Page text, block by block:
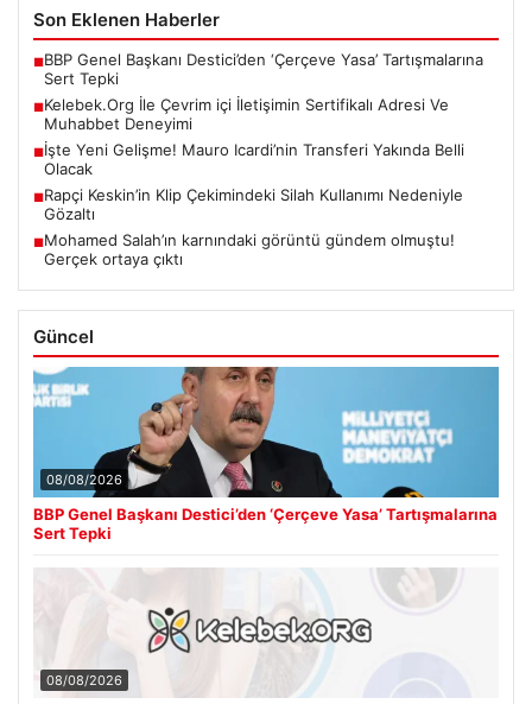
Son Eklenen Haberler
■BBP Genel Başkanı Destici’den ‘Çerçeve Yasa’ Tartışmalarına
Sert Tepki
■Kelebek.Org İle Çevrim içi İletişimin Sertifikalı Adresi Ve
Muhabbet Deneyimi
■İşte Yeni Gelişme! Mauro Icardi’nin Transferi Yakında Belli
Olacak
■Rapçi Keskin’in Klip Çekimindeki Silah Kullanımı Nedeniyle
Gözaltı
■Mohamed Salah’ın karnındaki görüntü gündem olmuştu!
Gerçek ortaya çıktı
Güncel
08/08/2026
BBP Genel Başkanı Destici’den ‘Çerçeve Yasa’ Tartışmalarına
Sert Tepki
08/08/2026